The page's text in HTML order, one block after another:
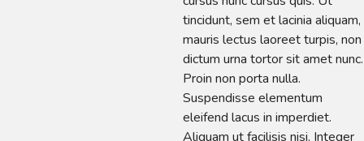
tincidunt, sem et lacinia aliquam,
mauris lectus laoreet turpis, non
dictum urna tortor sit amet nunc.
Proin non porta nulla.
Suspendisse elementum
eleifend lacus in imperdiet.
Aliquam ut facilisis nisi. Integer